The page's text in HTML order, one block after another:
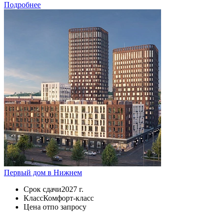
Подробнее
Первый дом в Нижнем
Срок сдачи2027 г.
КлассКомфорт-класс
Цена отпо запросу